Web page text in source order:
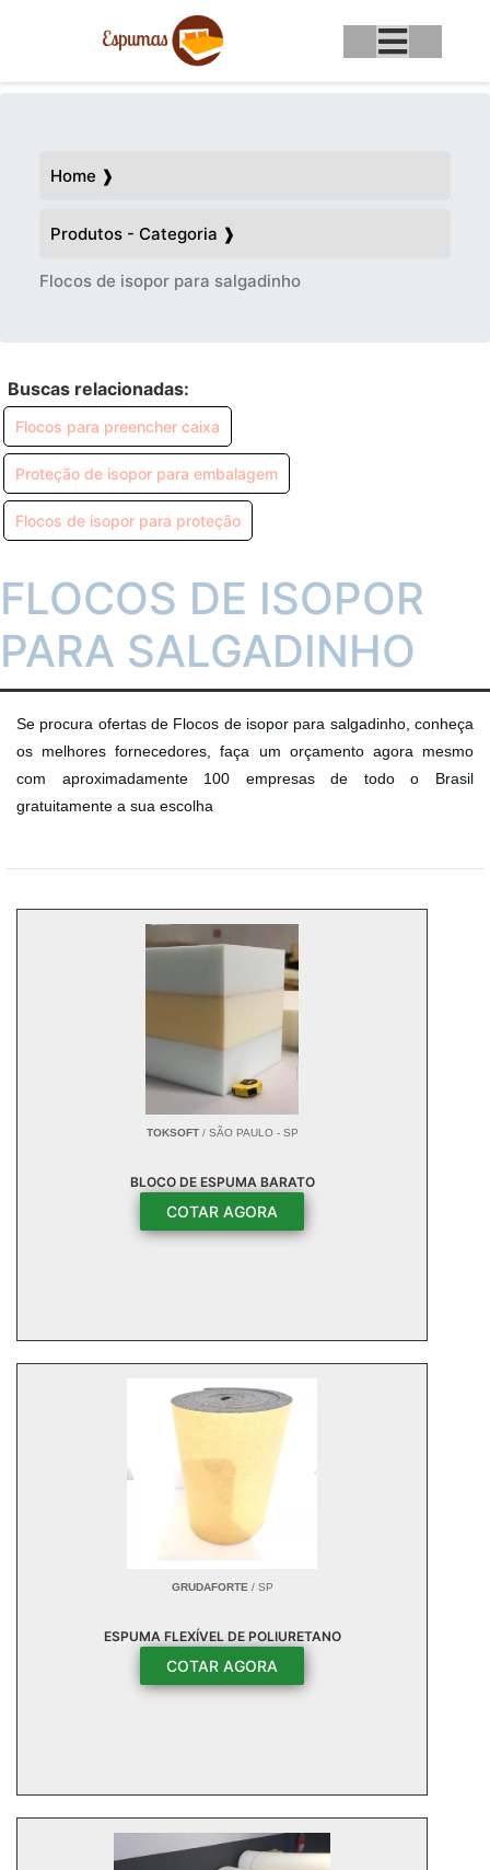
Home ❱
Produtos - Categoria ❱
Flocos de isopor para salgadinho
Buscas relacionadas:
Flocos para preencher caixa
Proteção de isopor para embalagem
Flocos de isopor para proteção
FLOCOS DE ISOPOR
PARA SALGADINHO
Se procura ofertas de Flocos de isopor para salgadinho, conheça
os melhores fornecedores, faça um orçamento agora mesmo
com aproximadamente 100 empresas de todo o Brasil
gratuitamente a sua escolha
TOKSOFT/ SÃO PAULO - SP
BLOCO DE ESPUMA BARATO
COTAR AGORA
GRUDAFORTE / SP
ESPUMA FLEXÍVEL DE POLIURETANO
COTAR AGORA